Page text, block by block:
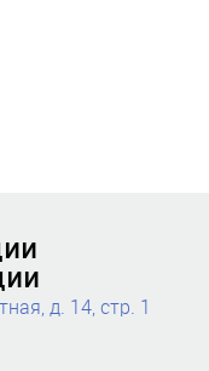
д. 14, стр. 1